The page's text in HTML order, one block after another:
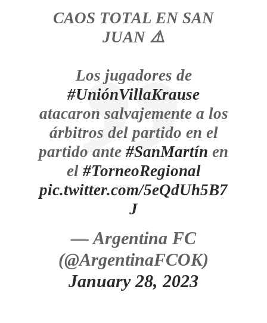
CAOS TOTAL EN SAN
JUAN ⚠️
Los jugadores de
#UniónVillaKrause
atacaron salvajemente a los
árbitros del partido en el
partido ante #SanMartín en
el #TorneoRegional
pic.twitter.com/5eQdUh5B7
J
— Argentina FC
(@ArgentinaFCOK)
January 28, 2023